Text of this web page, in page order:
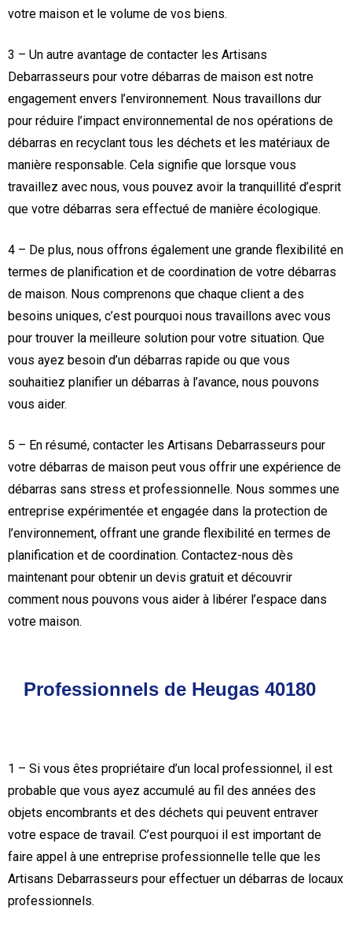
votre maison et le volume de vos biens.
3 – Un autre avantage de contacter les Artisans
Debarrasseurs pour votre débarras de maison est notre
engagement envers l’environnement. Nous travaillons dur
pour réduire l’impact environnemental de nos opérations de
débarras en recyclant tous les déchets et les matériaux de
manière responsable. Cela signifie que lorsque vous
travaillez avec nous, vous pouvez avoir la tranquillité d’esprit
que votre débarras sera effectué de manière écologique.
4 – De plus, nous offrons également une grande flexibilité en
termes de planification et de coordination de votre débarras
de maison. Nous comprenons que chaque client a des
besoins uniques, c’est pourquoi nous travaillons avec vous
pour trouver la meilleure solution pour votre situation. Que
vous ayez besoin d’un débarras rapide ou que vous
souhaitiez planifier un débarras à l’avance, nous pouvons
vous aider.
5 – En résumé, contacter les Artisans Debarrasseurs pour
votre débarras de maison peut vous offrir une expérience de
débarras sans stress et professionnelle. Nous sommes une
entreprise expérimentée et engagée dans la protection de
l’environnement, offrant une grande flexibilité en termes de
planification et de coordination. Contactez-nous dès
maintenant pour obtenir un devis gratuit et découvrir
comment nous pouvons vous aider à libérer l’espace dans
votre maison.
Professionnels de Heugas 40180
1 – Si vous êtes propriétaire d’un local professionnel, il est
probable que vous ayez accumulé au fil des années des
objets encombrants et des déchets qui peuvent entraver
votre espace de travail. C’est pourquoi il est important de
faire appel à une entreprise professionnelle telle que les
Artisans Debarrasseurs pour effectuer un débarras de locaux
professionnels.